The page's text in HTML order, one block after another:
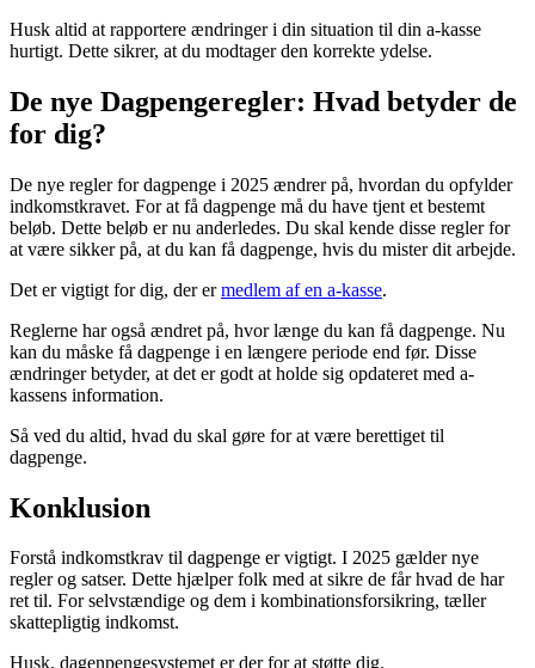
Husk altid at rapportere ændringer i din situation til din a-kasse
hurtigt. Dette sikrer, at du modtager den korrekte ydelse.
De nye Dagpengeregler: Hvad betyder de
for dig?
De nye regler for dagpenge i 2025 ændrer på, hvordan du opfylder
indkomstkravet. For at få dagpenge må du have tjent et bestemt
beløb. Dette beløb er nu anderledes. Du skal kende disse regler for
at være sikker på, at du kan få dagpenge, hvis du mister dit arbejde.
Det er vigtigt for dig, der ermedlem af en a-kasse.
Reglerne har også ændret på, hvor længe du kan få dagpenge. Nu
kan du måske få dagpenge i en længere periode end før. Disse
ændringer betyder, at det er godt at holde sig opdateret med a-
kassens information.
Så ved du altid, hvad du skal gøre for at være berettiget til
dagpenge.
Konklusion
Forstå indkomstkrav til dagpenge er vigtigt. I 2025 gælder nye
regler og satser. Dette hjælper folk med at sikre de får hvad de har
ret til. For selvstændige og dem i kombinationsforsikring, tæller
skattepligtig indkomst.
Husk, dagenpengesystemet er der for at støtte dig.